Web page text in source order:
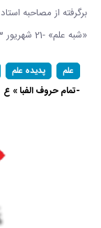
برگرفته از مصاحبه
«شبه علم» -21 شهریور 1403
علم پدیده علم
-تمام حروف الفبا » ع